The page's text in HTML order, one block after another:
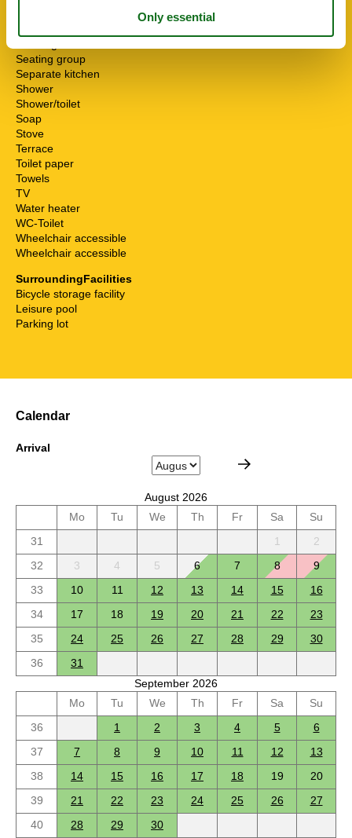
Pets allowed or on request
Seating group
Separate kitchen
Shower
Shower/toilet
Soap
Stove
Terrace
Toilet paper
Towels
TV
Water heater
WC-Toilet
Wheelchair accessible
Wheelchair accessible
SurroundingFacilities
Bicycle storage facility
Leisure pool
Parking lot
Calendar
Arrival
August 2026
Mo
Tu We Th Fr Sa
Su
31
1
2
32
3 4 5 6 7 8
9
33
10 11 12 13 14 15
16
34
17 18 19 20 21 22
23
35
24 25 26 27 28 29
30
36
31
September 2026
Mo
Tu We Th Fr Sa
Su
36
1 2 3 4 5
6
37
7 8 9 10 11 12
13
38
14 15 16 17 18 19
20
39
21 22 23 24 25 26
27
40
28 29
30